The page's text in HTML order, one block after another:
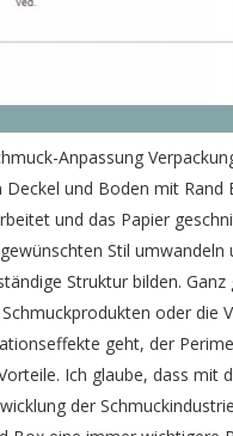
Anpassung
Deckel und Boden mit Rand
und das Papier
Stil umwandeln
Struktur bilden. Ganz
oder die
geht, der
Ich glaube, dass mit
der